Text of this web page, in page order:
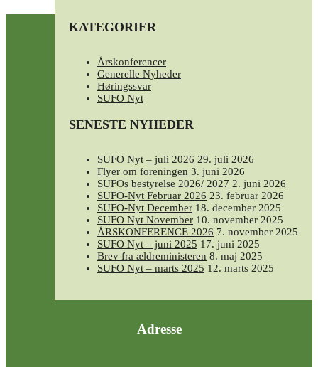
KATEGORIER
Årskonferencer
Generelle Nyheder
Høringssvar
SUFO Nyt
SENESTE NYHEDER
SUFO Nyt – juli 2026 29. juli 2026
Flyer om foreningen 3. juni 2026
SUFOs bestyrelse 2026/ 2027 2. juni 2026
SUFO-Nyt Februar 2026 23. februar 2026
SUFO-Nyt December 18. december 2025
SUFO Nyt November 10. november 2025
ÅRSKONFERENCE 2026 7. november 2025
SUFO Nyt – juni 2025 17. juni 2025
Brev fra ældreministeren 8. maj 2025
SUFO Nyt – marts 2025 12. marts 2025
Adresse